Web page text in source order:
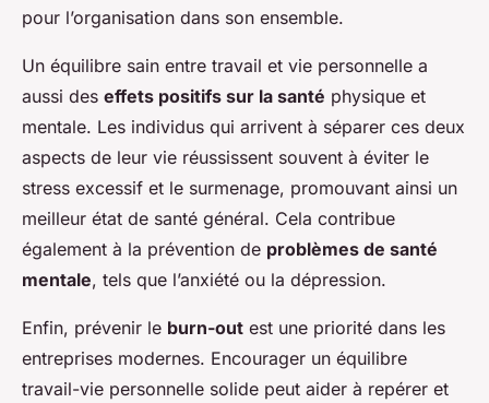
pour l’organisation dans son ensemble.
Un équilibre sain entre travail et vie personnelle a
aussi des effets positifs sur la santé physique et
mentale. Les individus qui arrivent à séparer ces deux
aspects de leur vie réussissent souvent à éviter le
stress excessif et le surmenage, promouvant ainsi un
meilleur état de santé général. Cela contribue
également à la prévention de problèmes de santé
mentale, tels que l’anxiété ou la dépression.
Enfin, prévenir le burn-out est une priorité dans les
entreprises modernes. Encourager un équilibre
travail-vie personnelle solide peut aider à repérer et